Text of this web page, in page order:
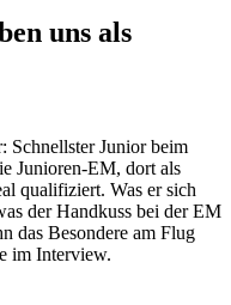
uns als
Schnellster Junior beim
Junioren-EM, dort als
qualifiziert. Was er sich
der Handkuss bei der EM
das Besondere am Flug
im Interview.